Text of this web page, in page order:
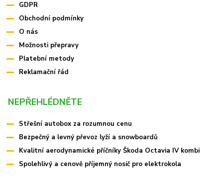
GDPR
Obchodní podmínky
O nás
Možnosti přepravy
Platební metody
Reklamační řád
NEPŘEHLÉDNĚTE
Střešní autobox za rozumnou cenu
Bezpečný a levný převoz lyží a snowboardů
Kvalitní aerodynamické příčníky Škoda Octavia IV kombi
Spolehlivý a cenově příjemný nosič pro elektrokola